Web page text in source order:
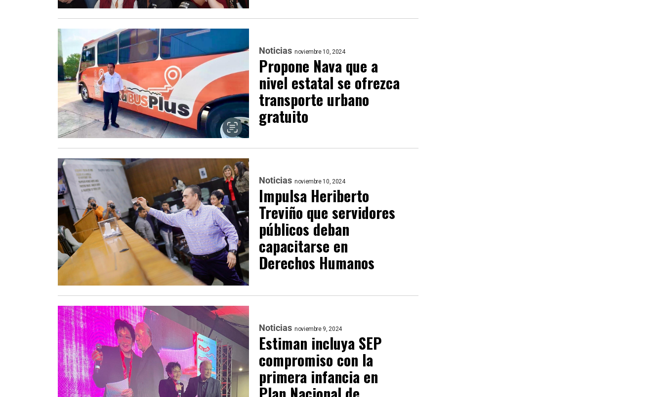
Noticias noviembre 10, 2024
Propone Nava que a
nivel estatal se ofrezca
transporte urbano
gratuito
Noticias noviembre 10, 2024
Impulsa Heriberto
Treviño que servidores
públicos deban
capacitarse en
Derechos Humanos
Noticias noviembre 9, 2024
Estiman incluya SEP
compromiso con la
primera infancia en